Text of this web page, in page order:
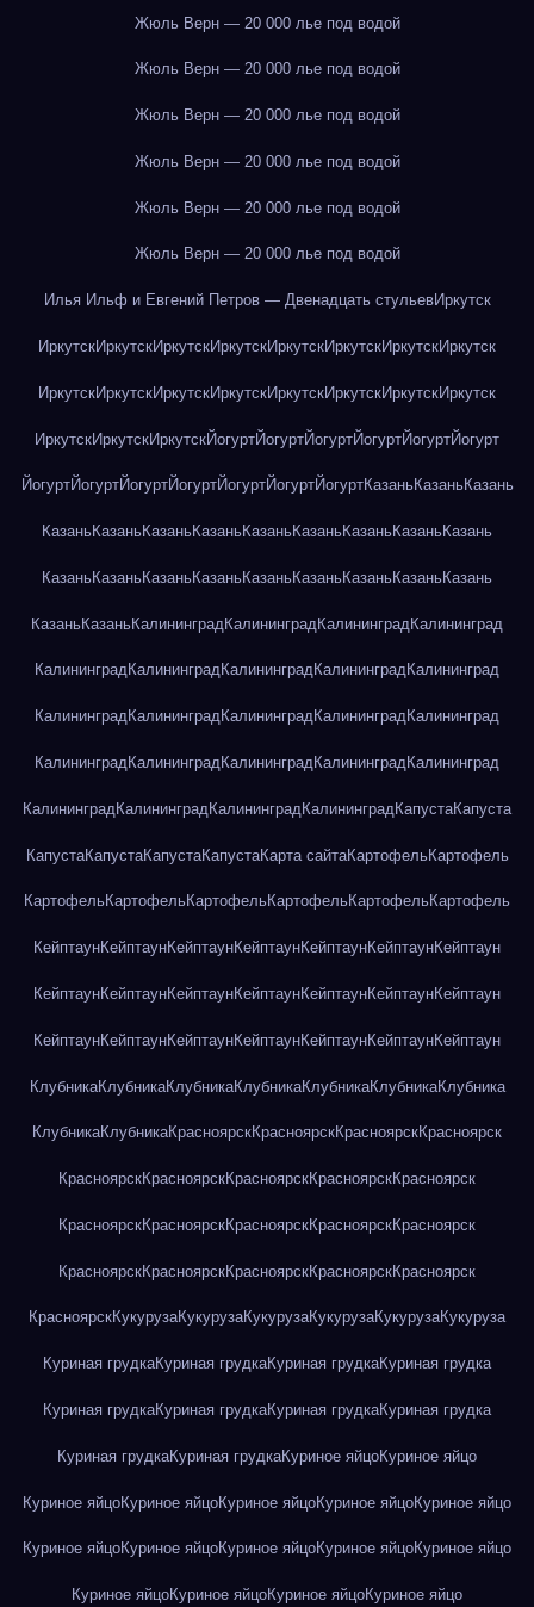
Жюль Верн — 20 000 лье под водой
Жюль Верн — 20 000 лье под водой
Жюль Верн — 20 000 лье под водой
Жюль Верн — 20 000 лье под водой
Жюль Верн — 20 000 лье под водой
Жюль Верн — 20 000 лье под водой
Илья Ильф и Евгений Петров — Двенадцать стульевИркутск
ИркутскИркутскИркутскИркутскИркутскИркутскИркутскИркутск
ИркутскИркутскИркутскИркутскИркутскИркутскИркутскИркутск
ИркутскИркутскИркутскЙогуртЙогуртЙогуртЙогуртЙогуртЙогурт
ЙогуртЙогуртЙогуртЙогуртЙогуртЙогуртЙогуртКазаньКазаньКазань
КазаньКазаньКазаньКазаньКазаньКазаньКазаньКазаньКазань
КазаньКазаньКазаньКазаньКазаньКазаньКазаньКазаньКазань
КазаньКазаньКалининградКалининградКалининградКалининград
КалининградКалининградКалининградКалининградКалининград
КалининградКалининградКалининградКалининградКалининград
КалининградКалининградКалининградКалининградКалининград
Калининград Калининград Калининград Калининград КапустаКапуста
КапустаКапустаКапустаКапустаКарта сайтаКартофельКартофель
КартофельКартофельКартофельКартофельКартофельКартофель
КейптаунКейптаунКейптаунКейптаунКейптаунКейптаунКейптаун
КейптаунКейптаунКейптаунКейптаунКейптаунКейптаунКейптаун
КейптаунКейптаунКейптаунКейптаунКейптаунКейптаунКейптаун
КлубникаКлубникаКлубникаКлубникаКлубникаКлубникаКлубника
КлубникаКлубникаКрасноярскКрасноярскКрасноярскКрасноярск
КрасноярскКрасноярскКрасноярскКрасноярскКрасноярск
КрасноярскКрасноярскКрасноярскКрасноярскКрасноярск
КрасноярскКрасноярскКрасноярскКрасноярскКрасноярск
КрасноярскКукурузаКукурузаКукурузаКукурузаКукурузаКукуруза
Куриная грудкаКуриная грудкаКуриная грудкаКуриная грудка
Куриная грудкаКуриная грудкаКуриная грудкаКуриная грудка
Куриная грудкаКуриная грудкаКуриное яйцоКуриное яйцо
Куриное яйцоКуриное яйцоКуриное яйцоКуриное яйцоКуриное яйцо
Куриное яйцоКуриное яйцоКуриное яйцоКуриное яйцоКуриное яйцо
Куриное яйцоКуриное яйцоКуриное яйцоКуриное яйцо